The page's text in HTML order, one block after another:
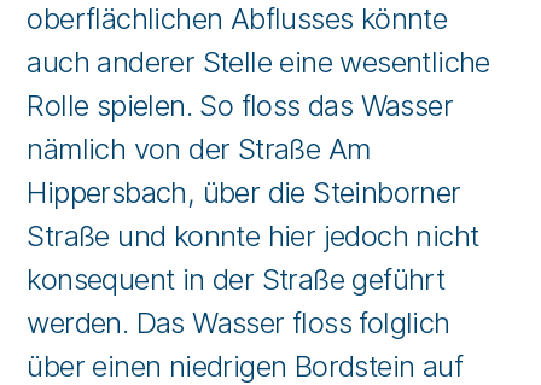
oberflächlichen Abflusses könnte
auch anderer Stelle eine wesentliche
Rolle spielen. So floss das Wasser
nämlich von der Straße Am
Hippersbach, über die Steinborner
Straße und konnte hier jedoch nicht
konsequent in der Straße geführt
werden. Das Wasser floss folglich
über einen niedrigen Bordstein auf